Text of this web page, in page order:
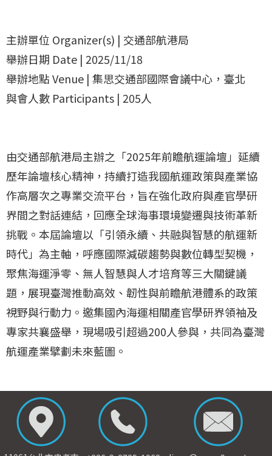
主辦單位 Organizer(s) | 交通部航港局
舉辦日期 Date | 2025/11/18
舉辦地點 Venue | 集思交通部國際會議中心，臺北
與會人數 Participants | 205人
由交通部航港局主辦之「2025年前瞻航運論壇」延續
歷年論壇核心精神，持續打造我國航運政策與產業協
作高層次之專業交流平台，旨在強化政府與產官學研
界間之對話連結，回應全球海事環境變遷與技術革新
挑戰。本屆論壇以「引領永續、共融與智慧的航運新
時代」為主軸，呼應國際減碳趨勢與數位轉型契機，
聚焦海運淨零、無人智慧與人才培育等三大關鍵議
題，展現臺灣推動高效、韌性與前瞻航港體系的政策
視野與行動力。邀集國內海運相關產官學研界領袖及
專家共襄盛舉，現場吸引超過200人參與，共同為臺灣
航運產業擘劃未來藍圖。